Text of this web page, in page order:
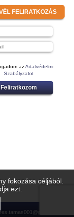
fokozása céljából.
ezt.
FELIRATKOZÁS
azAdatvédelmi
Szabályzatot
Feliratkozom